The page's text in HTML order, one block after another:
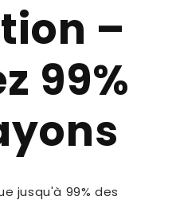
–
99%
jusqu'à 99% des